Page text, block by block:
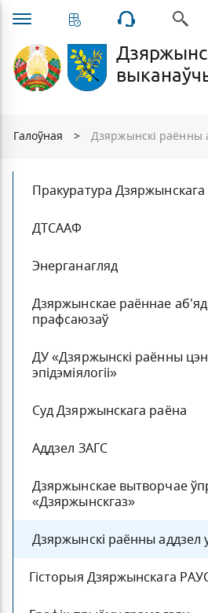
Галоўная > Дзяржынскі раённы
Пракуратура Дзяржынскага
ДТСААФ
Энерганагляд
Дзяржынскае раённае
прафсаюзаў
ДУ «Дзяржынскі раённы
эпідэміялогіі»
Суд Дзяржынскага раёна
Аддзел ЗАГС
Дзяржынскае вытворчае
«Дзяржынскгаз»
Дзяржынскі раённы аддзел
Гісторыя Дзяржынскага